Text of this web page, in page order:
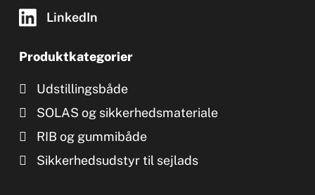
LinkedIn
Produktkategorier
Udstillingsbåde
SOLAS og sikkerhedsmateriale
RIB og gummibåde
Sikkerhedsudstyr til sejlads